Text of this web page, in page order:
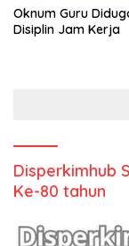
Oknum Guru
Disiplin Jam Kerja
Disperkimhub
Ke-80 tahun